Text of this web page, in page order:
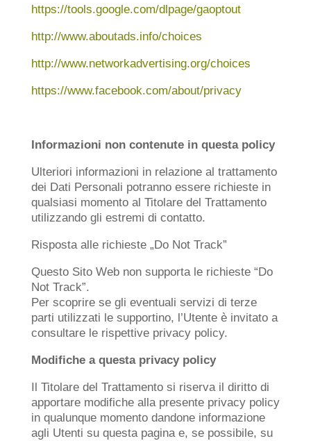
https://tools.google.com/dlpage/gaoptout
http://www.aboutads.info/choices
http://www.networkadvertising.org/choices
https://www.facebook.com/about/privacy
Informazioni non contenute in questa policy
Ulteriori informazioni in relazione al trattamento
dei Dati Personali potranno essere richieste in
qualsiasi momento al Titolare del Trattamento
utilizzando gli estremi di contatto.
Risposta alle richieste „Do Not Track”
Questo Sito Web non supporta le richieste “Do
Not Track”.
Per scoprire se gli eventuali servizi di terze
parti utilizzati le supportino, l’Utente è invitato a
consultare le rispettive privacy policy.
Modifiche a questa privacy policy
Il Titolare del Trattamento si riserva il diritto di
apportare modifiche alla presente privacy policy
in qualunque momento dandone informazione
agli Utenti su questa pagina e, se possibile, su